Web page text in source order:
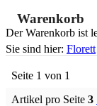
Warenkorb
Der Warenkorb ist
Sie sind hier: Florett
Seite 1 von 1
Artikel pro Seite 3